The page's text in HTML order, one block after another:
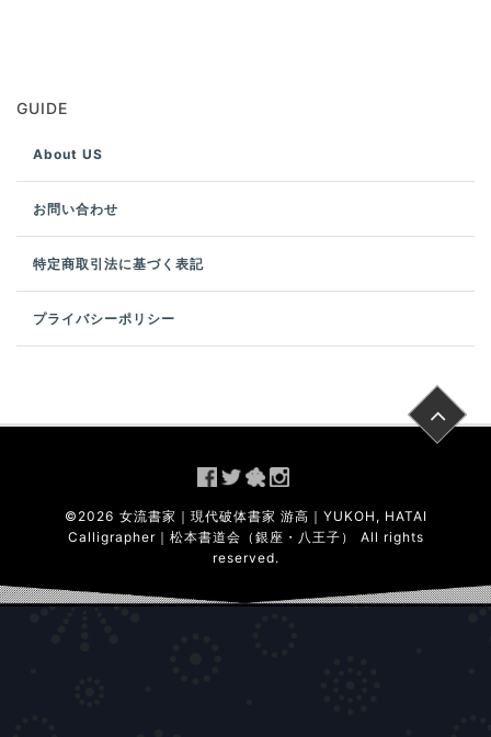
GUIDE
About US
お問い合わせ
特定商取引法に基づく表記
プライバシーポリシー
© 2026 女流書家｜現代破体書家 游高｜YUKOH, HATAI
Calligrapher｜松本書道会（銀座・八王子）
All rights
reserved.